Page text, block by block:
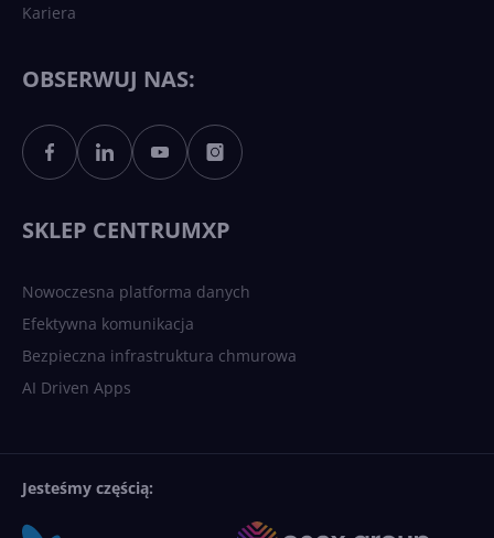
Sztuczna inteligencja po
polsku. Dość barier
Kariera
OBSERWUJ NAS:
SKLEP CENTRUMXP
Nowoczesna platforma danych
Efektywna komunikacja
Bezpieczna infrastruktura chmurowa
AI Driven Apps
Jesteśmy częścią: